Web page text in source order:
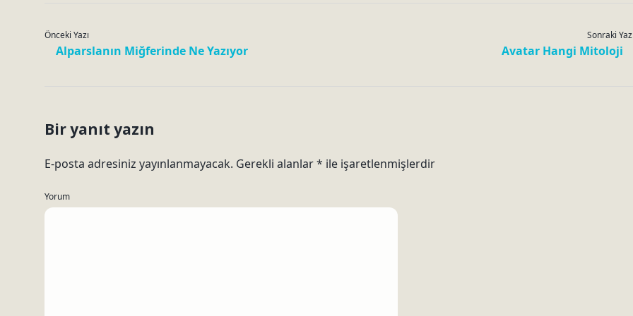
Önceki Yazı
Alparslanın Miğferinde Ne Yazıyor
Sonraki
Avatar Hangi Mitoloji
Bir yanıt yazın
E-posta adresiniz yayınlanmayacak. Gerekli alanlar* ile işaretlenmişlerdir
Yorum